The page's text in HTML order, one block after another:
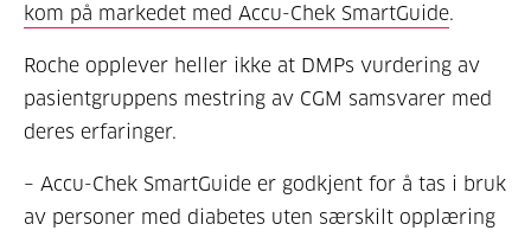
kom på markedet med Accu-Chek SmartGuide.
Roche opplever heller ikke at DMPs vurdering av
pasientgruppens mestring av CGM samsvarer med
deres erfaringer.
– Accu-Chek SmartGuide er godkjent for å tas i bruk
av personer med diabetes uten særskilt opplæring